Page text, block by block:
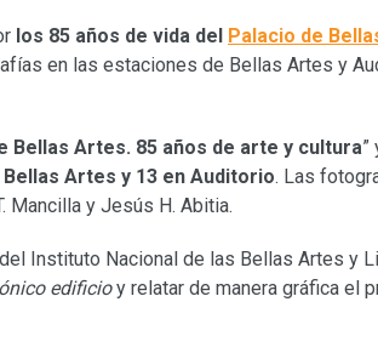
los 85 años de vida del Palacio de
en las estaciones de Bellas Artes y
Bellas Artes. 85 años de arte y cultura”
Artes y 13 en Auditorio. Las
Mancilla y Jesús H. Abitia.
Instituto Nacional de las Bellas Artes y
edificioy relatar de manera gráfica el